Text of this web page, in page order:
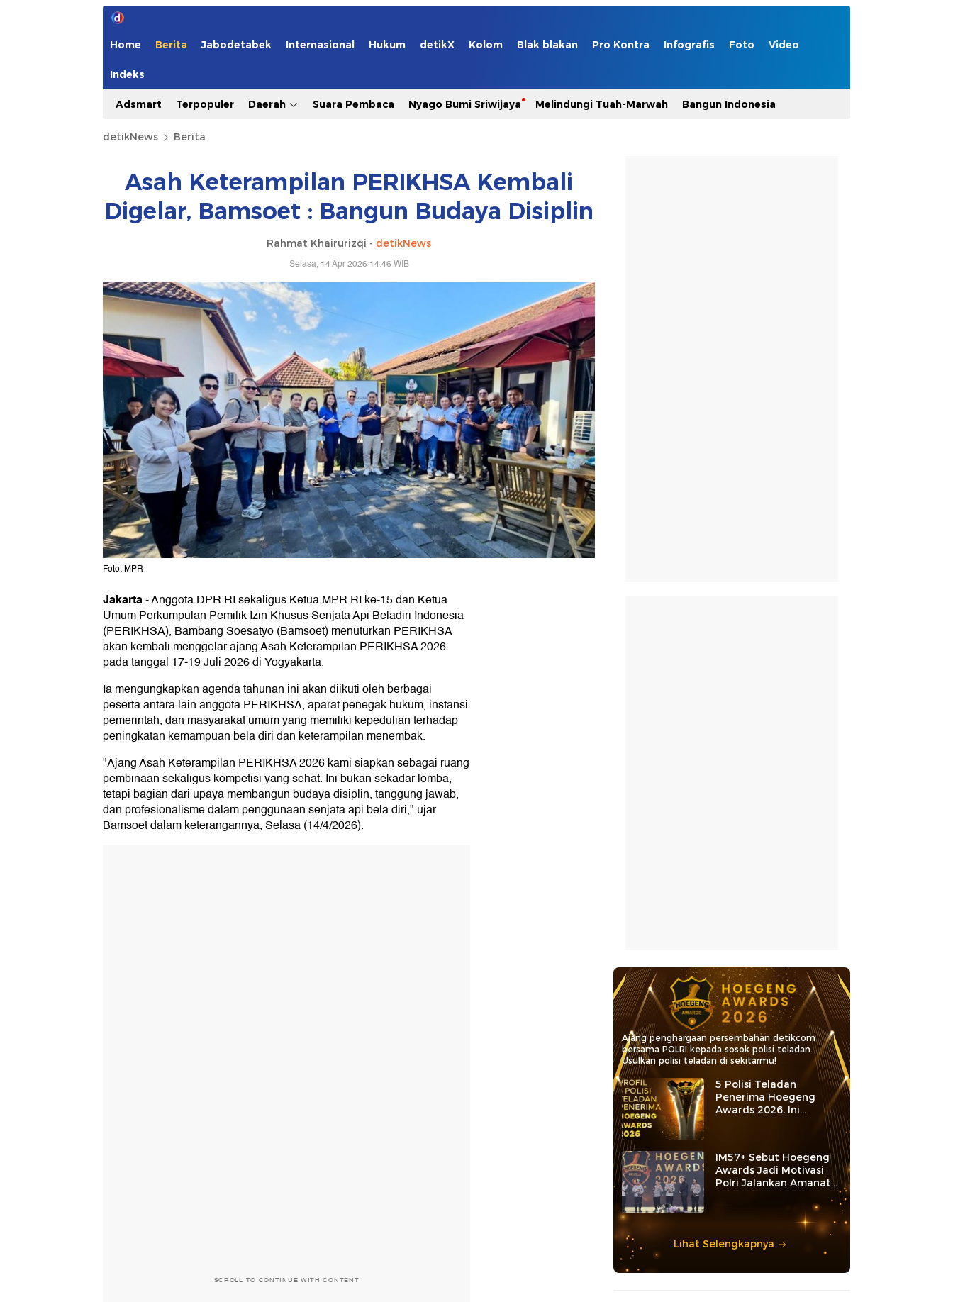
Home Berita Jabodetabek Internasional Hukum detikX Kolom Blak blakan Pro Kontra Infografis Foto Video
Indeks
Adsmart Terpopuler Daerah Suara Pembaca Nyago Bumi Sriwijaya Melindungi Tuah-Marwah Bangun Indonesia
detikNews Berita
Asah Keterampilan PERIKHSA Kembali
Digelar, Bamsoet : Bangun Budaya Disiplin
Rahmat Khairurizqi - detikNews
Selasa, 14 Apr 2026 14:46 WIB
Foto: MPR
Jakarta-Anggota DPR RI sekaligus Ketua MPR RI ke-15 dan Ketua
Umum Perkumpulan Pemilik Izin Khusus Senjata Api Beladiri Indonesia
(PERIKHSA), Bambang Soesatyo (Bamsoet) menuturkan PERIKHSA
akan kembali menggelar ajang Asah Keterampilan PERIKHSA 2026
pada tanggal 17-19 Juli 2026 di Yogyakarta.
Ia mengungkapkan agenda tahunan ini akan diikuti oleh berbagai
peserta antara lain anggota PERIKHSA, aparat penegak hukum, instansi
pemerintah, dan masyarakat umum yang memiliki kepedulian terhadap
peningkatan kemampuan bela diri dan keterampilan menembak.
"Ajang Asah Keterampilan PERIKHSA 2026 kami siapkan sebagai ruang
pembinaan sekaligus kompetisi yang sehat. Ini bukan sekadar lomba,
tetapi bagian dari upaya membangun budaya disiplin, tanggung jawab,
dan profesionalisme dalam penggunaan senjata api bela diri," ujar
Bamsoet dalam keterangannya, Selasa (14/4/2026).
SCROLL TO CONTINUE WITH CONTENT
Ajang penghargaan persembahan detikcom
bersama POLRI kepada sosok polisi teladan.
Usulkan polisi teladan di sekitarmu!
5 Polisi Teladan
Penerima Hoegeng
Awards 2026, Ini
Kategori dan Kiprahnya
IM57+ Sebut Hoegeng
Awards Jadi Motivasi
Polri Jalankan Amanat
Lihat Selengkapnya